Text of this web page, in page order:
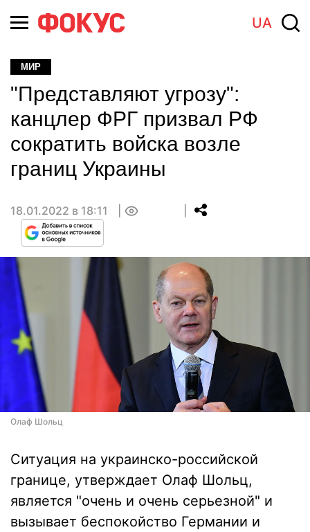
UA
МИР
"Представляют угрозу":
канцлер ФРГ призвал РФ
сократить войска возле
границ Украины
18.01.2022 в 18:11
Олаф Шольц
Ситуация на украинско-российской
границе, утверждает Олаф Шольц,
является "очень и очень серьезной" и
вызывает беспокойство Германии и